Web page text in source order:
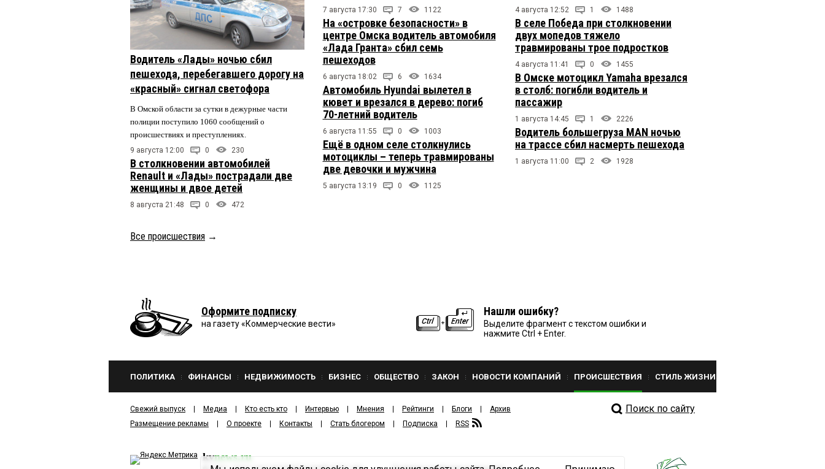
Водитель «Лады» ночью сбил
пешехода, перебегавшего дорогу на
«красный» сигнал светофора
В Омской области за сутки в дежурные части
полиции поступило 1060 сообщений о
происшествиях и преступлениях.
9 августа 12:00 0 230
В столкновении автомобилей
Renault и «Лады» пострадали две
женщины и двое детей
8 августа 21:48 0 472
7 августа 17:30 7 1122
На «островке безопасности» в
центре Омска водитель автомобиля
«Лада Гранта» сбил семь
пешеходов
6 августа 18:02 6 1634
Автомобиль Hyundai вылетел в
кювет и врезался в дерево: погиб
70-летний водитель
6 августа 11:55 0 1003
Ещё в одном селе столкнулись
мотоциклы – теперь травмированы
две девочки и мужчина
5 августа 13:19 0 1125
4 августа 12:52 1 1488
В селе Победа при столкновении
двух мопедов тяжело
травмированы трое подростков
4 августа 11:41 0 1455
В Омске мотоцикл Yamaha врезался
в столб: погибли водитель и
пассажир
1 августа 14:45 1 2226
Водитель большегруза MAN ночью
на трассе сбил насмерть пешехода
1 августа 11:00 2 1928
Все происшествия →
Оформите подписку
на газету «Коммерческие вести»
Нашли ошибку?
Выделите фрагмент с текстом ошибки и
нажмите Ctrl + Enter.
ПОЛИТИКА ФИНАНСЫ НЕДВИЖИМОСТЬ БИЗНЕС ОБЩЕСТВО ЗАКОН НОВОСТИ КОМПАНИЙ ПРОИСШЕСТВИЯ СТИЛЬ ЖИЗНИ
Свежий выпуск Медиа Кто есть кто Интервью Мнения Рейтинги Блоги
Архив
Размещение рекламы
О проекте Контакты Стать блогером Подписка RSS
Поиск по сайту
kvnews.ru